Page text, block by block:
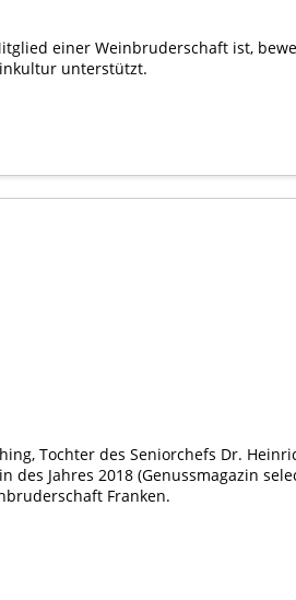
einer Weinbruderschaft ist,
unterstützt.
Tochter des Seniorchefs Dr.
Jahres 2018 (Genussmagazin
Franken.